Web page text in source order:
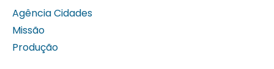
Agência Cidades
Missão
Produção